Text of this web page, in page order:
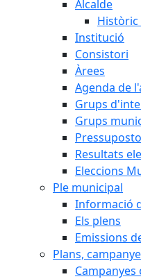
Alcalde
Històric
Institució
Consistori
Àrees
Agenda de
Grups
Grups
Resultats
Eleccions
Ple municipal
Informació
Els plens
Emissions
Plans,
Campanyes